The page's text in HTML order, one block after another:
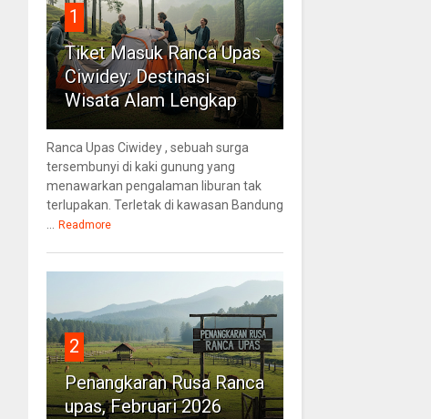
1
Tiket Masuk Ranca Upas
Ciwidey: Destinasi
Wisata Alam Lengkap
Ranca Upas Ciwidey , sebuah surga
tersembunyi di kaki gunung yang
menawarkan pengalaman liburan tak
terlupakan. Terletak di kawasan Bandung
Readmore
2
Penangkaran Rusa Ranca
upas, Februari 2026